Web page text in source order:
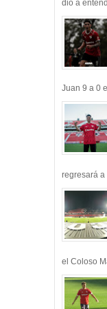
dio a
Juan 9 a 0
regresará a
el Coloso